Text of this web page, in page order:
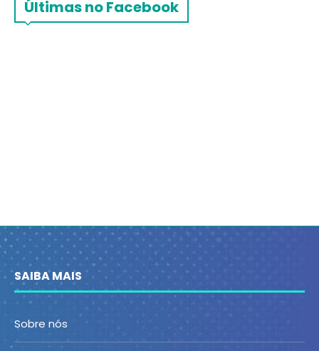
Últimas no Facebook
SAIBA MAIS
Sobre nós